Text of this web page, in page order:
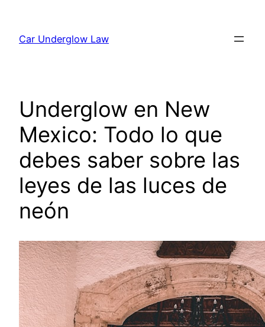
content
Car Underglow Law
Underglow en New
Mexico: Todo lo que
debes saber sobre las
leyes de las luces de
neón